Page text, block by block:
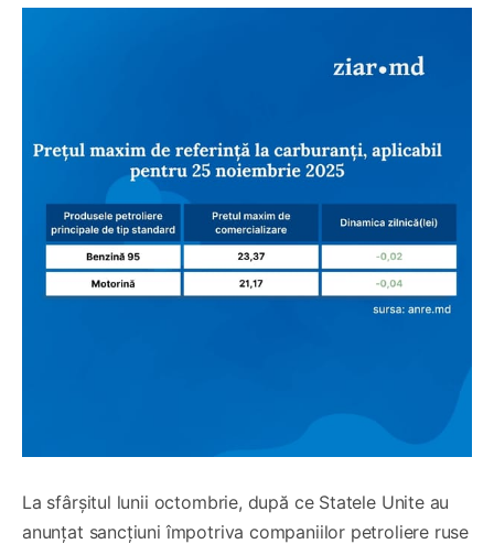
La sfârșitul lunii octombrie, după ce Statele Unite au
anunțat sancțiuni împotriva companiilor petroliere ruse